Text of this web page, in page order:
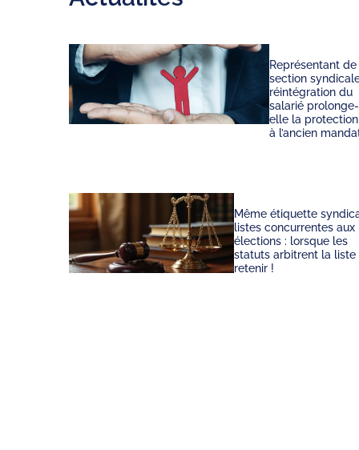
Représentant de
section
réintégration du
salarié
elle la
à l’ancien
Même étiquette
listes concurrentes aux
élections : lorsque les
statuts arbitrent la liste
retenir !